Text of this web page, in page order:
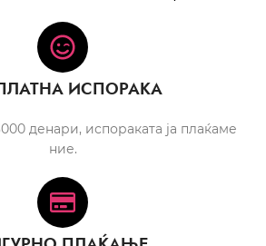
ИСПОРАКА
денари, испораката ја плаќаме
ние.